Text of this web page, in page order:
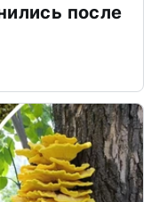
после